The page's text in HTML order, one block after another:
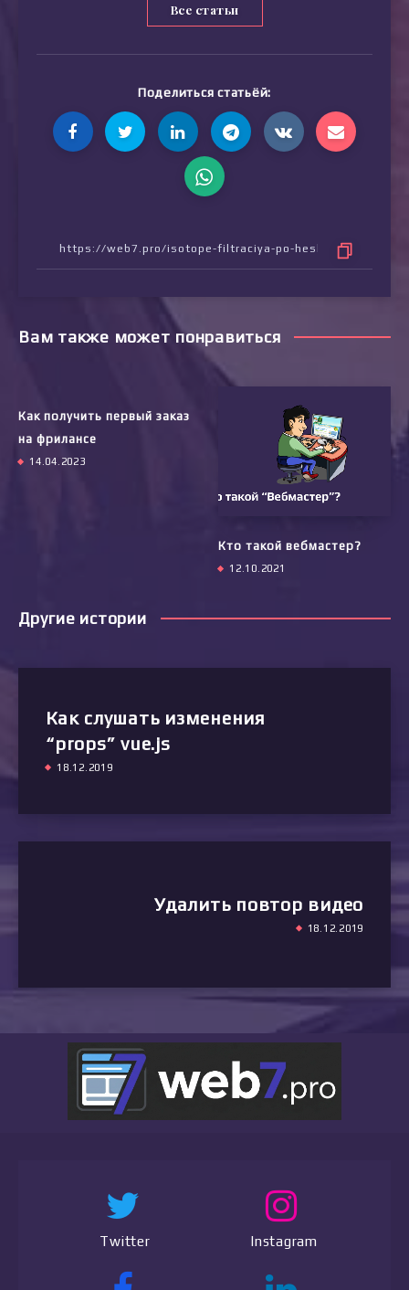
Все статьи
Поделиться статьёй:
Вам также может понравиться
Как получить первый заказ
на фрилансе
14.04.2023
Кто такой вебмастер?
12.10.2021
Другие истории
Как слушать изменения
“props” vue.js
18.12.2019
Удалить повтор видео
18.12.2019
Twitter Instagram